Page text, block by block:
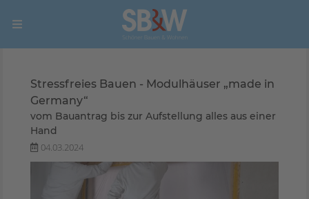
Stressfreies Bauen - Modulhäuser „made in
Germany“
vom Bauantrag bis zur Aufstellung alles aus einer
Hand
04.03.2024